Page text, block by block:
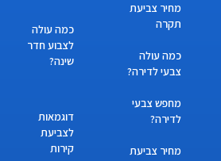
מחיר צביעת
תקרה
כמה עולה
צבעי לדירה?
מחפש צבעי
לדירה?
מחיר צביעת
כמה עולה
לצבוע חדר
שינה?
דוגמאות
לצביעת
קירות